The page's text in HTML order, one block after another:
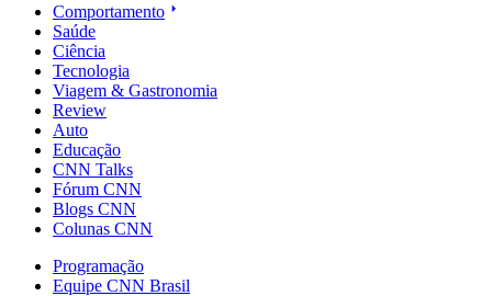
Comportamento
Saúde
Ciência
Tecnologia
Viagem & Gastronomia
Review
Auto
Educação
CNN Talks
Fórum CNN
Blogs CNN
Colunas CNN
Programação
Equipe CNN Brasil